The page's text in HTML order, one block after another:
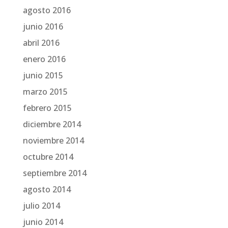
agosto 2016
junio 2016
abril 2016
enero 2016
junio 2015
marzo 2015
febrero 2015
diciembre 2014
noviembre 2014
octubre 2014
septiembre 2014
agosto 2014
julio 2014
junio 2014